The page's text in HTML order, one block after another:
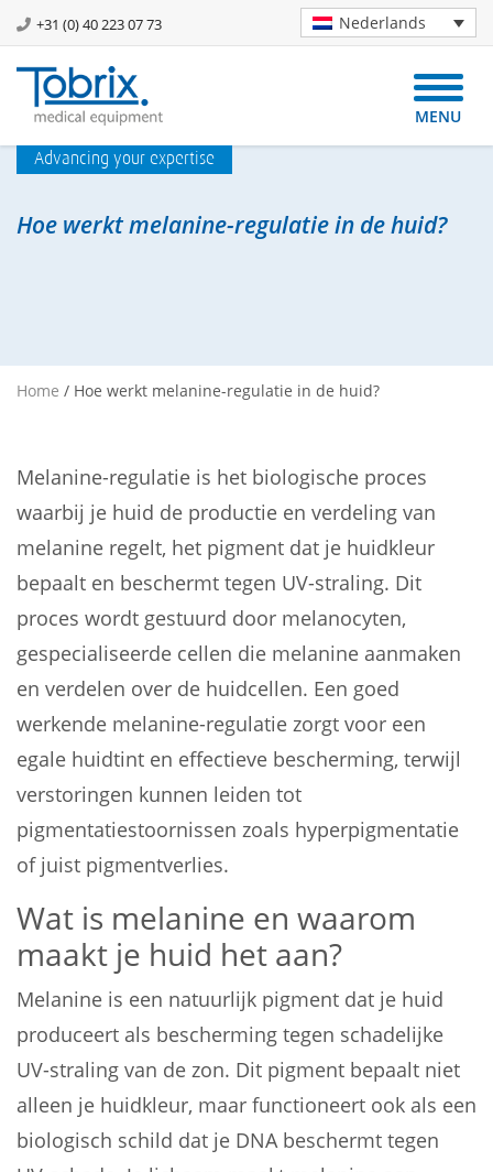
+31 (0) 40 223 07 73 Nederlands
MENU
Advancing your expertise
Hoe werkt melanine-regulatie in de huid?
Home / Hoe werkt melanine-regulatie in de huid?
Melanine-regulatie is het biologische proces
waarbij je huid de productie en verdeling van
melanine regelt, het pigment dat je huidkleur
bepaalt en beschermt tegen UV-straling. Dit
proces wordt gestuurd door melanocyten,
gespecialiseerde cellen die melanine aanmaken
en verdelen over de huidcellen. Een goed
werkende melanine-regulatie zorgt voor een
egale huidtint en effectieve bescherming, terwijl
verstoringen kunnen leiden tot
pigmentatiestoornissen zoals hyperpigmentatie
of juist pigmentverlies.
Wat is melanine en waarom
maakt je huid het aan?
Melanine is een natuurlijk pigment dat je huid
produceert als bescherming tegen schadelijke
UV-straling van de zon. Dit pigment bepaalt niet
alleen je huidkleur, maar functioneert ook als een
biologisch schild dat je DNA beschermt tegen